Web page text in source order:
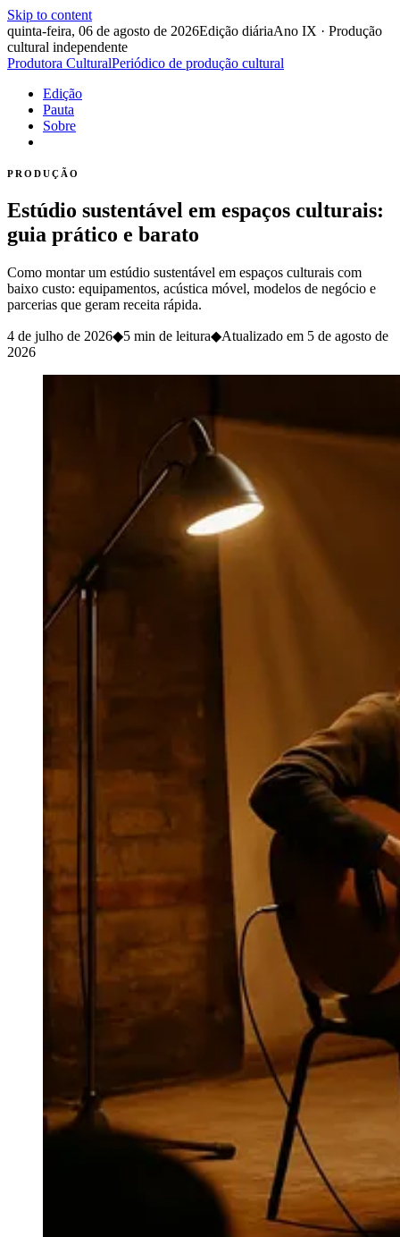
Skip to content
quinta-feira, 06 de agosto de 2026Edição diáriaAno IX · Produção
cultural independente
Produtora CulturalPeriódico de produção cultural
Edição
Pauta
Sobre
PRODUÇÃO
Estúdio sustentável em espaços culturais:
guia prático e barato
Como montar um estúdio sustentável em espaços culturais com
baixo custo: equipamentos, acústica móvel, modelos de negócio e
parcerias que geram receita rápida.
4 de julho de 2026◆5 min de leitura◆Atualizado em 5 de agosto de
2026